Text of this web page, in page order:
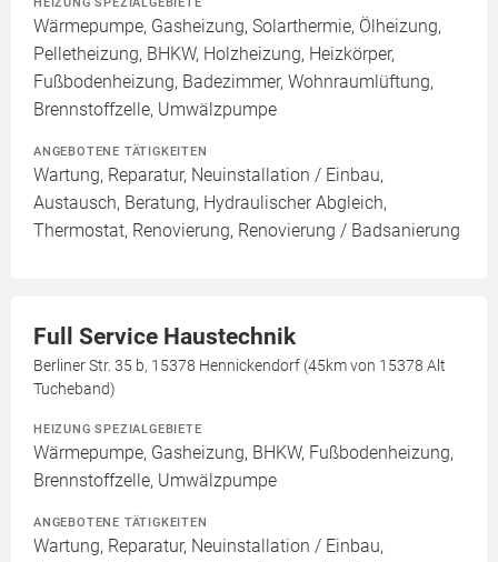
Wärmepumpe, Gasheizung, Solarthermie, Ölheizung,
Pelletheizung, BHKW, Holzheizung, Heizkörper,
Fußbodenheizung, Badezimmer, Wohnraumlüftung,
Brennstoffzelle, Umwälzpumpe
ANGEBOTENE TÄTIGKEITEN
Wartung, Reparatur, Neuinstallation / Einbau,
Austausch, Beratung, Hydraulischer Abgleich,
Thermostat, Renovierung, Renovierung / Badsanierung
Full Service Haustechnik
Berliner Str. 35 b, 15378 Hennickendorf (45km von 15378 Alt
Tucheband)
HEIZUNG SPEZIALGEBIETE
Wärmepumpe, Gasheizung, BHKW, Fußbodenheizung,
Brennstoffzelle, Umwälzpumpe
ANGEBOTENE TÄTIGKEITEN
Wartung, Reparatur, Neuinstallation / Einbau,